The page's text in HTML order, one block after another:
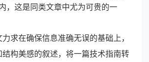
，这是同类文章中尤为可贵的一
求在确保信息准确无误的基础上，
构美感的叙述，将一篇技术指南转